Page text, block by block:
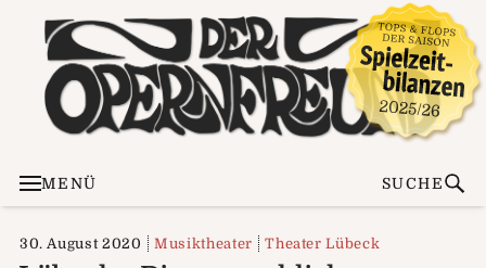
MENÜ SUCHE
30. August 2020 Musiktheater Theater Lübeck